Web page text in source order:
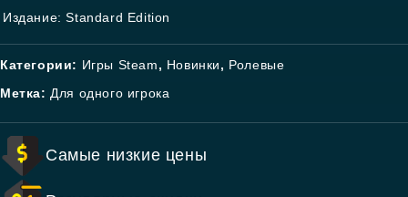
Издание: Standard Edition
Категории: Игры Steam, Новинки, Ролевые
Метка: Для одного игрока
Самые низкие цены